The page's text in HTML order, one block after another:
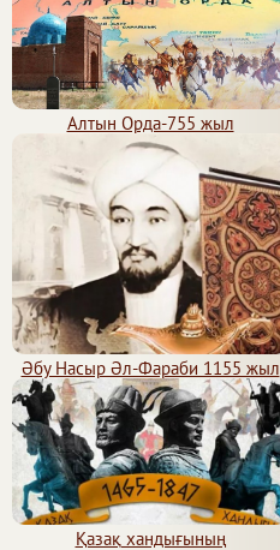
Алтын Орда-755 жыл
Әбу Насыр Әл-Фараби 1155 жыл
Қазақ хандығының